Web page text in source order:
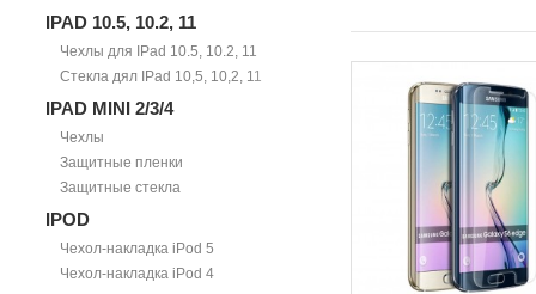
IPAD 10.5, 10.2, 11
Чехлы для IPad 10.5, 10.2, 11
Стекла дял IPad 10,5, 10,2, 11
IPAD MINI 2/3/4
Чехлы
Защитные пленки
Защитные стекла
IPOD
Чехол-накладка iPod 5
Чехол-накладка iPod 4